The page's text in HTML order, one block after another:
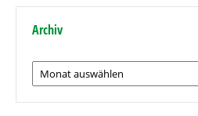
Archiv
Archiv